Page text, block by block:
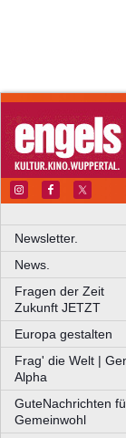
Newsletter.
News.
Fragen
Zukunft JETZT
Europa gestalten
Frag' die Welt |
Alpha
GuteNachrichten
Gemeinwohl